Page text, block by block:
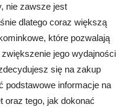
nie zawsze jest
dlatego coraz większą
które pozwalają
jego wydajności
się na zakup
podstawowe informacje na
oraz tego, jak dokonać